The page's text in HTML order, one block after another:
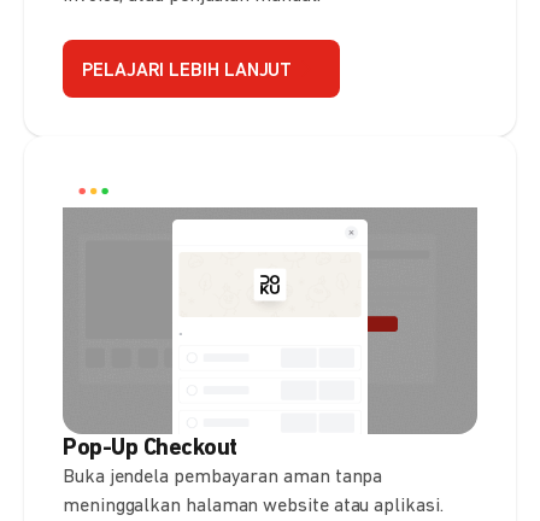
PELAJARI LEBIH LANJUT
Pop-Up Checkout
Buka jendela pembayaran aman tanpa
meninggalkan halaman website atau aplikasi.